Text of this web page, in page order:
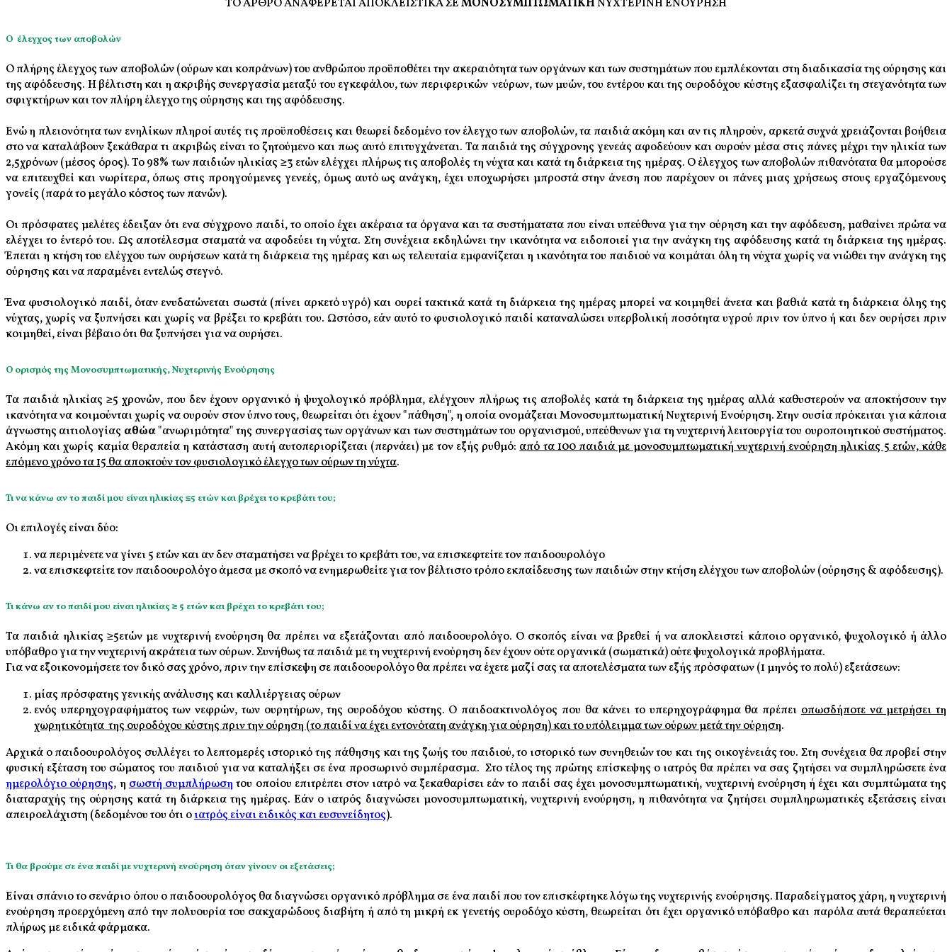
ΤΟ ΑΡΘΡΟ ΑΝΑΦΕΡΕΤΑΙ ΑΠΟΚΛΕΙΣΤΙΚΑ ΣΕΜΟΝΟΣΥΜΠΤΩΜΑΤΙΚΗΝΥΧΤΕΡΙΝΗ ΕΝΟΥΡΗΣΗ
Ο έλεγχος των αποβολών
Ο πλήρης έλεγχος των αποβολών (ούρων και κοπράνων) του ανθρώπου προϋποθέτει την ακεραιότητα των οργάνων και των συστημάτων που εμπλέκονται στη διαδικασία της ούρησης και
της αφόδευσης. Η βέλτιστη και η ακριβής συνεργασία μεταξύ του εγκεφάλου, των περιφερικών νεύρων, των μυών, του εντέρου και της ουροδόχου κύστης εξασφαλίζει τη στεγανότητα των
σφιγκτήρων και τον πλήρη έλεγχο της ούρησης και της αφόδευσης.
Ενώ η πλειονότητα των ενηλίκων πληροί αυτές τις προϋποθέσεις και θεωρεί δεδομένο τον έλεγχο των αποβολών, τα παιδιά ακόμη και αν τις πληρούν, αρκετά συχνά χρειάζονται βοήθεια
στο να καταλάβουν ξεκάθαρα τι ακριβώς είναι το ζητούμενο και πως αυτό επιτυγχάνεται. Τα παιδιά της σύγχρονης γενεάς αφοδεύουν και ουρούν μέσα στις πάνες μέχρι την ηλικία των
2,5χρόνων (μέσος όρος). Το 98% των παιδιών ηλικίας ≥3 ετών ελέγχει πλήρως τις αποβολές τη νύχτα και κατά τη διάρκεια της ημέρας. Ο έλεγχος των αποβολών πιθανότατα θα μπορούσε
να επιτευχθεί και νωρίτερα, όπως στις προηγούμενες γενεές, όμως αυτό ως ανάγκη, έχει υποχωρήσει μπροστά στην άνεση που παρέχουν οι πάνες μιας χρήσεως στους εργαζόμενους
γονείς (παρά το μεγάλο κόστος των πανών).
Οι πρόσφατες μελέτες έδειξαν ότι ενα σύγχρονο παιδί, το οποίο έχει ακέραια τα όργανα και τα συστήματατα που είναι υπεύθυνα για την ούρηση και την αφόδευση, μαθαίνει πρώτα να
ελέγχει το έντερό του. Ως αποτέλεσμα σταματά να αφοδεύει τη νύχτα. Στη συνέχεια εκδηλώνει την ικανότητα να ειδοποιεί για την ανάγκη της αφόδευσης κατά τη διάρκεια της ημέρας.
Έπεταιη κτήση του ελέγχου των ουρήσεων κατά τη διάρκεια της ημέρας και ως τελευταία εμφανίζεται η ικανότητα του παιδιού να κοιμάται όλη τη νύχτα χωρίς να νιώθει την ανάγκη της
ούρησης και να παραμένει εντελώς στεγνό.
Ένα φυσιολογικό παιδί, όταν ενυδατώνεται σωστά (πίνει αρκετό υγρό) και ουρεί τακτικά κατά τη διάρκεια της ημέρας μπορεί να κοιμηθεί άνετα και βαθιά κατά τη διάρκεια όλης της
νύχτας, χωρίς να ξυπνήσει και χωρίς να βρέξει το κρεβάτι του. Ωστόσο, εάν αυτό το φυσιολογικό παιδί καταναλώσει υπερβολική ποσότητα υγρού πριν τον ύπνο ή και δεν ουρήσει πριν
κοιμηθεί, είναι βέβαιο ότι θα ξυπνήσει για να ουρήσει.
Ο ορισμός της Μονοσυμπτωματικής, Νυχτερινής Ενούρησης
Τα παιδιά ηλικίας ≥5 χρονών, που δεν έχουν οργανικό ή ψυχολογικό πρόβλημα, ελέγχουν πλήρως τις αποβολές κατά τη διάρκεια της ημέρας αλλά καθυστερούν να αποκτήσουν την
ικανότητα να κοιμούνται χωρίς να ουρούν στον ύπνο τους, θεωρείται ότι έχουν "πάθηση", η οποία ονομάζεται Μονοσυμπτωματική Νυχτερινή Ενούρηση. Στην ουσία πρόκειται για κάποια
άγνωστης αιτιολογίας αθώα"ανωριμότητα" της συνεργασίας των οργάνων και των συστημάτων του οργανισμού, υπεύθυνων για τη νυχτερινή λειτουργία του ουροποιητικού συστήματος.
Ακόμη και χωρίς καμία θεραπεία η κατάσταση αυτή αυτοπεριορίζεται (περνάει) με τον εξής ρυθμό:από τα 100 παιδιά με μονοσυμπτωματική νυχτερινή ενούρηση ηλικίας 5 ετών, κάθε
επόμενο χρόνο τα 15 θα αποκτούν τον φυσιολογικό έλεγχο των ούρων τη νύχτα.
Τι να κάνω αν το παιδί μου είναι ηλικίας ≤5 ετών και βρέχει το κρεβάτι του;
Οι επιλογές είναι δύο:
να περιμένετε να γίνει 5 ετών και αν δεν σταματήσει να βρέχει το κρεβάτι του, να επισκεφτείτε τον παιδοουρολόγο
να επισκεφτείτε τον παιδοουρολόγο άμεσα με σκοπό να ενημερωθείτε για τον βέλτιστο τρόπο εκπαίδευσης των παιδιών στην κτήση ελέγχου των αποβολών (ούρησης & αφόδευσης).
Τι κάνω αν το παιδί μου είναι ηλικίας ≥ 5 ετών και βρέχει το κρεβάτι του;
Τα παιδιά ηλικίας ≥5ετών με νυχτερινή ενούρηση θα πρέπει να εξετάζονται από παιδοουρολόγο. Ο σκοπός είναι να βρεθεί ή να αποκλειστεί κάποιο οργανικό, ψυχολογικό ή άλλο
υπόβαθρο για την νυχτερινή ακράτεια των ούρων. Συνήθως τα παιδιά με τη νυχτερινή ενούρηση δεν έχουν ούτε οργανικά (σωματικά) ούτε ψυχολογικά προβλήματα.
Για να εξοικονομήσετε τον δικό σας χρόνο, πριν την επίσκεψη σε παιδοουρολόγο θα πρέπει να έχετε μαζί σας τα αποτελέσματα των εξής πρόσφατων (1 μηνός το πολύ) εξετάσεων:
μίας πρόσφατης γενικής ανάλυσης και καλλιέργειας ούρων
ενός υπερηχογραφήματος των νεφρών, των ουρητήρων, της ουροδόχου κύστης. Ο παιδοακτινολόγος που θα κάνει το υπερηχογράφημα θα πρέπειοπωσδήποτε να μετρήσει τη
χωρητικότητα της ουροδόχου κύστης πριν την ούρηση (το παιδί να έχει εντονότατη ανάγκη για ούρηση) και το υπόλειμμα των ούρων μετά την ούρηση.
Αρχικά ο παιδοουρολόγος συλλέγει το λεπτομερές ιστορικό της πάθησης και της ζωής του παιδιού, το ιστορικό των συνηθειών του και της οικογένειάς του. Στη συνέχεια θα προβεί στην
φυσική εξέταση του σώματος του παιδιού για να καταλήξει σε ένα προσωρινό συμπέρασμα. Στο τέλος της πρώτης επίσκεψης ο ιατρός θα πρέπει να σας ζητήσει να συμπληρώσετε ένα
ημερολόγιο ούρησης, ησωστή συμπλήρωση του οποίου επιτρέπει στον ιατρό να ξεκαθαρίσει εάν το παιδί σας έχει μονοσυμπτωματική, νυχτερινή ενούρηση ή έχει και συμπτώματα της
διαταραχής της ούρησης κατά τη διάρκεια της ημέρας. Εάν ο ιατρός διαγνώσει μονοσυμπτωματική, νυχτερινή ενούρηση, η πιθανότητα να ζητήσει συμπληρωματικές εξετάσεις είναι
απειροελάχιστη (δεδομένου του ότι οιατρός είναι ειδικός και ευσυνείδητος).
Τι θα βρούμε σε ένα παιδί με νυχτερινή ενούρηση όταν γίνουν οι εξετάσεις;
Είναι σπάνιο το σενάριο όπου ο παιδοουρολόγος θα διαγνώσει οργανικό πρόβλημα σε ένα παιδί που τον επισκέφτηκε λόγω της νυχτερινής ενούρησης. Παραδείγματος χάρη, η νυχτερινή
ενούρηση προερχόμενη από την πολυουρία του σακχαρώδους διαβήτη ή από τη μικρή εκ γενετής ουροδόχο κύστη, θεωρείται ότι έχει οργανικό υπόβαθρο και παρόλα αυτά θεραπεύεται
πλήρως με ειδικά φάρμακα.